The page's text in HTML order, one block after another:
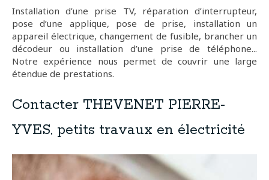
Installation d’une prise TV, réparation d’interrupteur,
pose d’une applique, pose de prise, installation un
appareil électrique, changement de fusible, brancher un
décodeur ou installation d’une prise de téléphone...
Notre expérience nous permet de couvrir une large
étendue de prestations.
Contacter THEVENET PIERRE-
YVES, petits travaux en électricité